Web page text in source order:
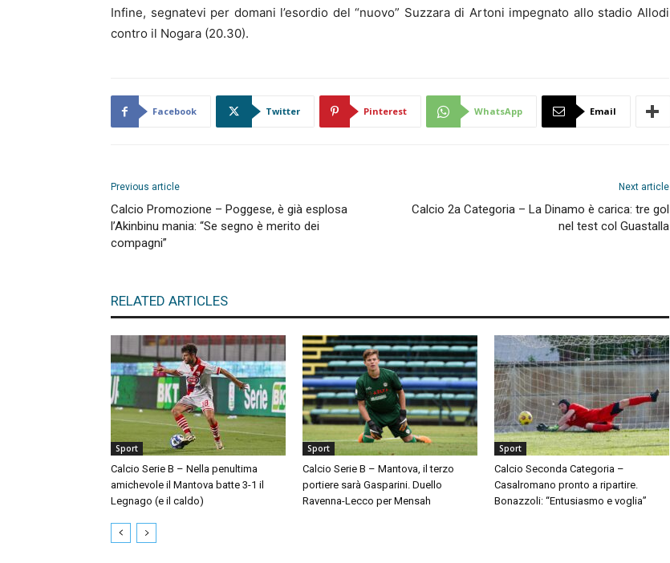
Infine, segnatevi per domani l’esordio del “nuovo” Suzzara di Artoni impegnato allo stadio Allodi
contro il Nogara (20.30).
Facebook Twitter Pinterest WhatsApp Email
Previous article
Calcio Promozione – Poggese, è già esplosa
l’Akinbinu mania: “Se segno è merito dei
compagni”
Next article
Calcio 2a Categoria – La Dinamo è carica: tre gol
nel test col Guastalla
RELATED ARTICLES
Sport
Calcio Serie B – Nella penultima
amichevole il Mantova batte 3-1 il
Legnago (e il caldo)
Sport
Calcio Serie B – Mantova, il terzo
portiere sarà Gasparini. Duello
Ravenna-Lecco per Mensah
Sport
Calcio Seconda Categoria –
Casalromano pronto a ripartire.
Bonazzoli: “Entusiasmo e voglia”